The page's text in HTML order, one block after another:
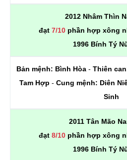
2012 Nhâm Thìn
đạt 7/10phần hợp xông
1996 Bính Tý
Bản mệnh: Bình Hòa - Thiên
Tam Hợp - Cung mệnh: Diên
Sinh
2011 Tân Mão
đạt 8/10phần hợp xông
1996 Bính Tý